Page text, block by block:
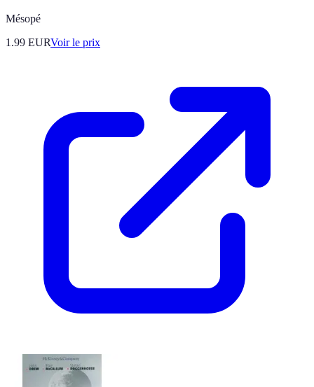
Mésopé
1.99 EURVoir le prix